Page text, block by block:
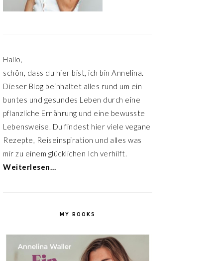
Hallo,
schön, dass du hier bist, ich bin Annelina.
Dieser Blog beinhaltet alles rund um ein
buntes und gesundes Leben durch eine
pflanzliche Ernährung und eine bewusste
Lebensweise. Du findest hier viele vegane
Rezepte, Reiseinspiration und alles was
mir zu einem glücklichen Ich verhilft.
Weiterlesen…
MY BOOKS